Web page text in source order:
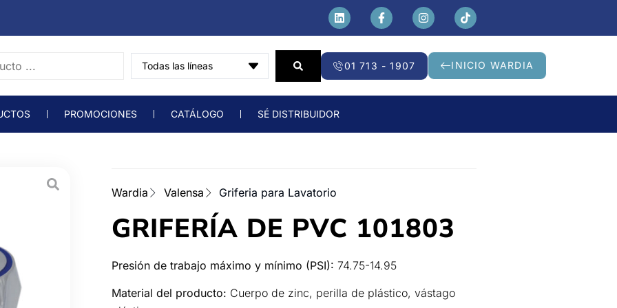
01 713 - 1907 INICIO WARDIA
PROMOCIONES CATÁLOGO SÉ DISTRIBUIDOR
Wardia Valensa Griferia para Lavatorio
GRIFERÍA DE PVC 101803
Presión de trabajo máximo y mínimo (PSI): 74.75-14.95
Material del producto: Cuerpo de zinc, perilla de plástico, vástago